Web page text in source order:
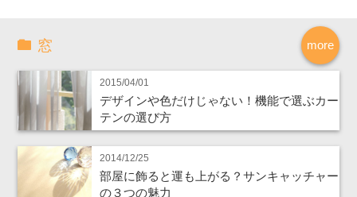
more
窓
2015/04/01
デザインや色だけじゃない！機能で選ぶカー
テンの選び方
2014/12/25
部屋に飾ると運も上がる？サンキャッチャー
の３つの魅力